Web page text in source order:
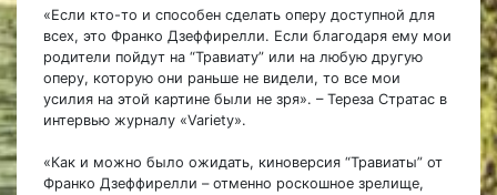
«Если кто-то и способен сделать оперу доступной для
всех, это Франко Дзеффирелли. Если благодаря ему мои
родители пойдут на “Травиату” или на любую другую
оперу, которую они раньше не видели, то все мои
усилия на этой картине были не зря». – Тереза Стратас в
интервью журналу «Variety».
«Как и можно было ожидать, киноверсия “Травиаты” от
Франко Дзеффирелли – отменно роскошное зрелище,